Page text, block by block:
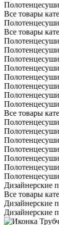
Все товары
Все товары
Все товары
Дизайнерские
Все товары
Дизайнерские
Дизайнерские